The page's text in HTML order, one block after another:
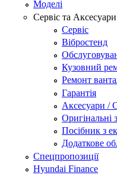
Моделі
Сервіс та Аксесуари
Сервіс
Вібростенд
Кузовний
Ремонт
Гарантія
Аксесуари /
Оригінальні
Посібник з
Додаткове
Спецпропозиції
Hyundai Finance